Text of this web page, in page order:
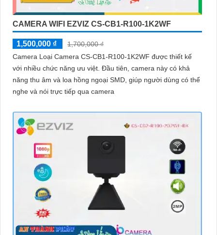
CAMERA WIFI EZVIZ CS-CB1-R100-1K2WF
1,500,000 ₫
1,700,000 ₫
Camera Loại Camera CS-CB1-R100-1K2WF được thiết kế
với nhiều chức năng ưu việt. Đầu tiên, camera này có khả
năng thu âm và loa hồng ngoại SMD, giúp người dùng có thể
nghe và nói trực tiếp qua camera